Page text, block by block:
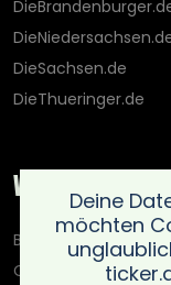
DieSachsen.de
DieThueringer.de
Weitere Portale
Blaulicht-Ticker.de
Oberlausitz.holiday
Deine
möchten